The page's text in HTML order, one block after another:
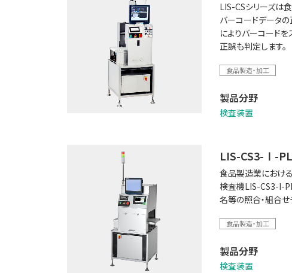
LIS-CSシリーズは
バーコードデータ
によりバーコード
正誤も判定します。
食品製造・加工
製品分野
検査装置
LIS-CS3-Ⅰ-
食品製造業におけ
検査機LIS-CS3-I-
名等の照合・組合せ
食品製造・加工
製品分野
検査装置